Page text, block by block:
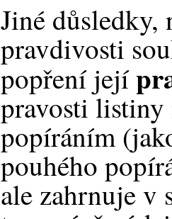
Jiné důsledky,
pravdivosti
popření její
pravosti
popíráním
pouhého
ale zahrnuje v